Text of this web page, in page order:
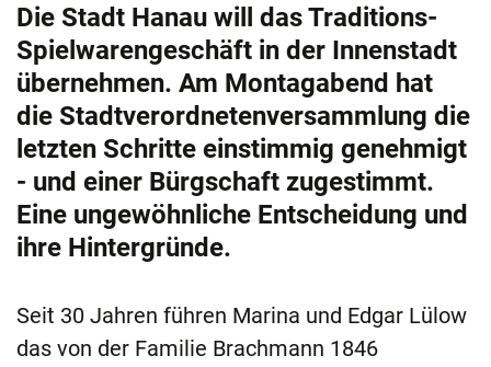
Die Stadt Hanau will das Traditions-
Spielwarengeschäft in der Innenstadt
übernehmen. Am Montagabend hat
die Stadtverordnetenversammlung die
letzten Schritte einstimmig genehmigt
- und einer Bürgschaft zugestimmt.
Eine ungewöhnliche Entscheidung und
ihre Hintergründe.
Seit 30 Jahren führen Marina und Edgar Lülow
das von der Familie Brachmann 1846